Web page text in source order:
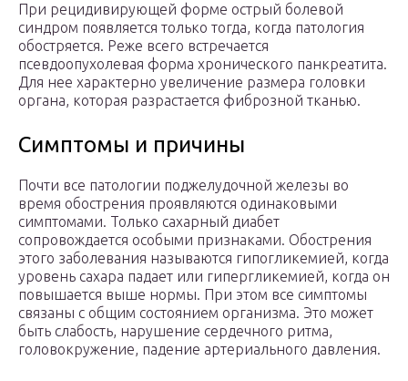
При рецидивирующей форме острый болевой
синдром появляется только тогда, когда патология
обостряется. Реже всего встречается
псевдоопухолевая форма хронического панкреатита.
Для нее характерно увеличение размера головки
органа, которая разрастается фиброзной тканью.
Симптомы и причины
Почти все патологии поджелудочной железы во
время обострения проявляются одинаковыми
симптомами. Только сахарный диабет
сопровождается особыми признаками. Обострения
этого заболевания называются гипогликемией, когда
уровень сахара падает или гипергликемией, когда он
повышается выше нормы. При этом все симптомы
связаны с общим состоянием организма. Это может
быть слабость, нарушение сердечного ритма,
головокружение, падение артериального давления.